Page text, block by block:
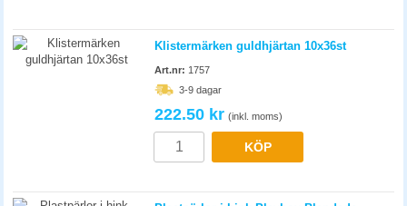
3-9 dagar
222.50 kr
Plastpärlor i hink Playbox Blandade